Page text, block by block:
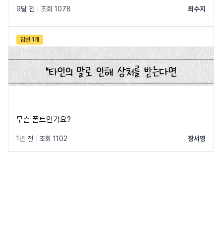
9달 전 조회 1078 최수지
답변 1개
무슨 폰트인가요?
1년 전 조회 1102 장서영